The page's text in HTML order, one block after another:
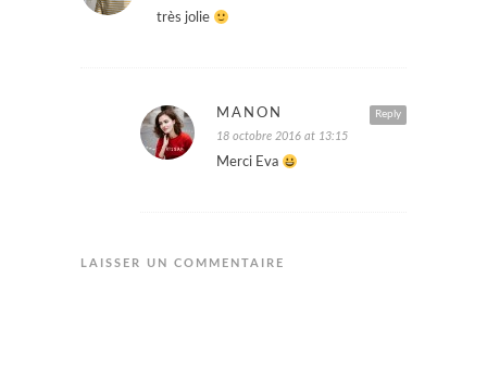
très jolie
Reply
MANON
18 octobre 2016 at 13:15
Merci Eva
LAISSER UN COMMENTAIRE